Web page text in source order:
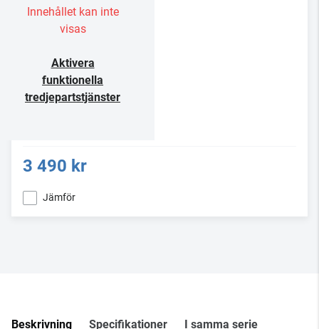
Innehållet kan inte
visas
Aktivera
funktionella
tredjepartstjänster
3 490 kr
Jämför
Beskrivning Specifikationer I samma serie